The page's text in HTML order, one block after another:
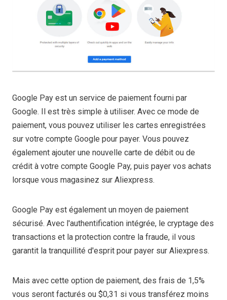
Google Pay est un service de paiement fourni par
Google. Il est très simple à utiliser. Avec ce mode de
paiement, vous pouvez utiliser les cartes enregistrées
sur votre compte Google pour payer. Vous pouvez
également ajouter une nouvelle carte de débit ou de
crédit à votre compte Google Pay, puis payer vos achats
lorsque vous magasinez sur Aliexpress.
Google Pay est également un moyen de paiement
sécurisé. Avec l'authentification intégrée, le cryptage des
transactions et la protection contre la fraude, il vous
garantit la tranquillité d'esprit pour payer sur Aliexpress.
Mais avec cette option de paiement, des frais de 1,5%
vous seront facturés ou $0,31 si vous transférez moins